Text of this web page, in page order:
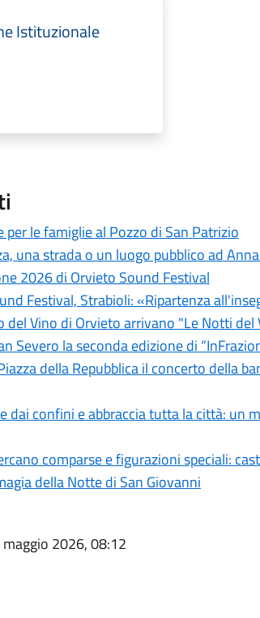
Istituzionale
le famiglie al Pozzo di San Patrizio
una strada o un luogo pubblico ad
2026 di Orvieto Sound Festival
Festival, Strabioli: «Ripartenza
del Vino di Orvieto arrivano "Le Notti del
Severo la seconda edizione di
della Repubblica il concerto della
dai confini e abbraccia tutta la città: un
comparse e figurazioni speciali:
della Notte di San Giovanni
maggio 2026, 08:12